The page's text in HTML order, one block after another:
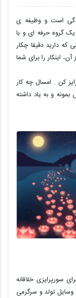
است و وظیفه ی
گروه حرفه ای و با
که دارید دقیقا چکار
اینکار را برای شما
کن . امسال چه کار
و به یاد داشته
سورپرایزی خلاقانه
تولد و سرگرمی